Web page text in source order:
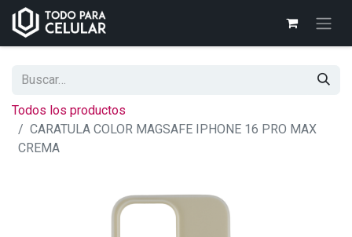
Todos los productos
CARATULA COLOR MAGSAFE IPHONE 16 PRO MAX
CREMA